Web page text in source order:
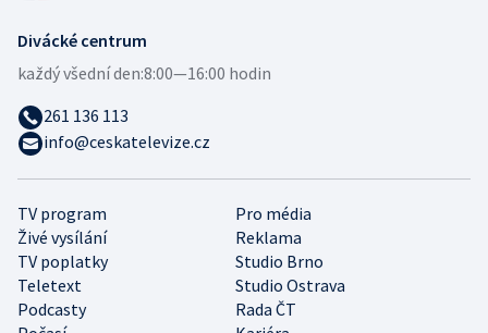
TV program
Pro média
Živé vysílání
Reklama
TV poplatky
Studio Brno
Teletext
Studio Ostrava
Podcasty
Rada ČT
Divácké centrum
každý všední den:8:00—16:00 hodin
261 136 113
info@ceskatelevize.cz